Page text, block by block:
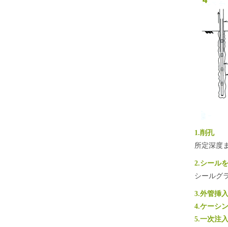
1.削孔
所定深度
2.シール
シールグ
3.外管挿入
4.ケーシ
5.一次注入